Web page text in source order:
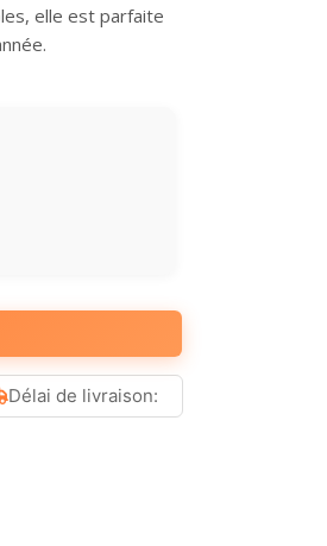
elle est parfaite
Délai de livraison: